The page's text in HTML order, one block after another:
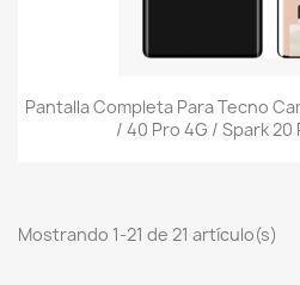
Pantalla Completa Para Tecno
/ 40 Pro 4G / Spark 20
Mostrando 1-21 de 21 artículo(s)